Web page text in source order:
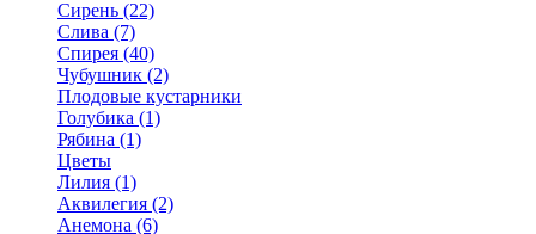
Сирень (22)
Слива (7)
Спирея (40)
Чубушник (2)
Плодовые кустарники
Голубика (1)
Рябина (1)
Цветы
Лилия (1)
Аквилегия (2)
Анемона (6)